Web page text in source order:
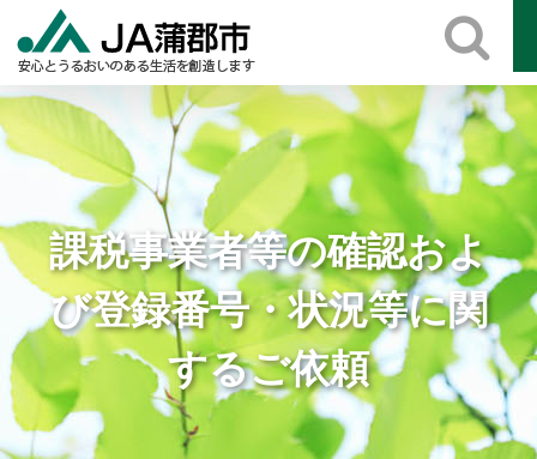
content
課税事業者等の確認およ
び登録番号・状況等に関
するご依頼